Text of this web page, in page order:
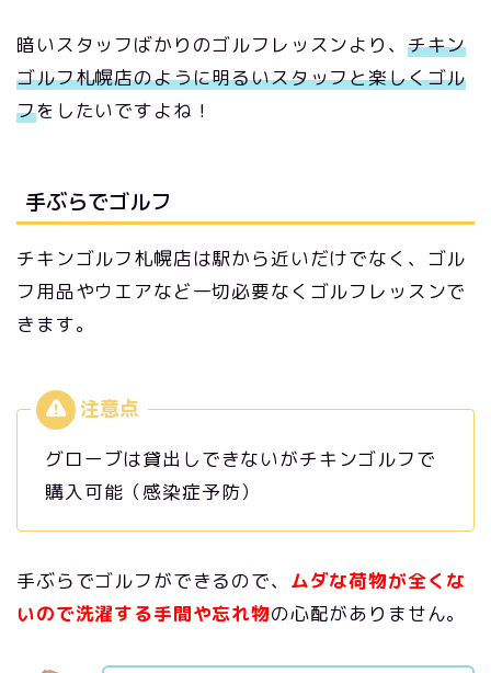
暗いスタッフばかりのゴルフレッスンより、 チキン
ゴルフ札幌店のように明るいスタッフと楽しくゴル
フをしたいですよね！
手ぶらでゴルフ
チキンゴルフ札幌店は駅から近いだけでなく、ゴル
フ用品やウエアなど一切必要なくゴルフレッスンで
きます。
グローブは貸出しできないがチキンゴルフで
購入可能（感染症予防）
手ぶらでゴルフができるので、 ムダな荷物が全くな
いので洗濯する手間や忘れ物の心配がありません。